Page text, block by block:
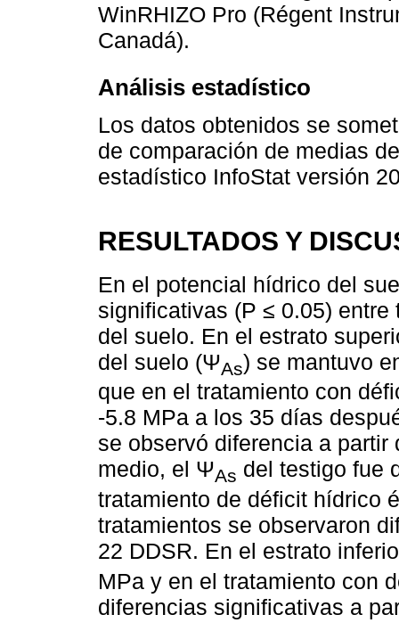
WinRHIZO Pro (Régent
Canadá).
Análisis estadístico
Los datos obtenidos se
de comparación de medias
estadístico InfoStat versión
RESULTADOS Y
En el potencial hídrico del
significativas (P ≤ 0.05)
del suelo. En el estrato
del suelo (ΨAs) se mantuvo
que en el tratamiento con
-5.8 MPa a los 35 días
se observó diferencia a
medio, el ΨAs del testigo fue
tratamiento de déficit hídrico
tratamientos se observaron
22 DDSR. En el estrato
MPa y en el tratamiento con
diferencias significativas a